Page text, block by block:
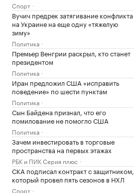
Спорт
Вучич предрек затягивание конфликта
на Украине на еще одну «тяжелую
зиму»
Политика
Премьер Венгрии раскрыл, кто станет
президентом
Политика
Иран предложил США «исправить
поведение» по шести пунктам
Политика
Сын Байдена признал, что его
помилование не помогло США
Политика
Зачем инвестировать в торговые
пространства на первых этажах
РБК и ПИК Серия плюс
СКА подписал контракт с защитником,
который провел пять сезонов в НХЛ
Спорт